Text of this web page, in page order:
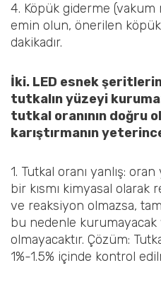
4. Köpük giderme (vakum
emin olun, önerilen
dakikadır.
İki. LED esnek
tutkalın yüzeyi
tutkal oranının doğru
karıştırmanın
1. Tutkal oranı yanlış:
bir kısmı kimyasal olarak
ve reaksiyon olmazsa,
bu nedenle kurumayacak
olmayacaktır. Çözüm:
1%-1.5% içinde kontrol